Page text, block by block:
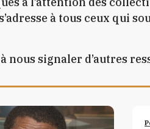
à tous ceux qui
à nous signaler d’autres